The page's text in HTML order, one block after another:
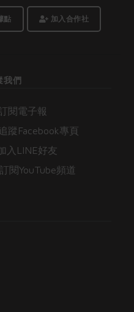
點 加入合作社
我們
閱電子報
蹤Facebook專頁
入LINE好友
訂閱YouTube頻道